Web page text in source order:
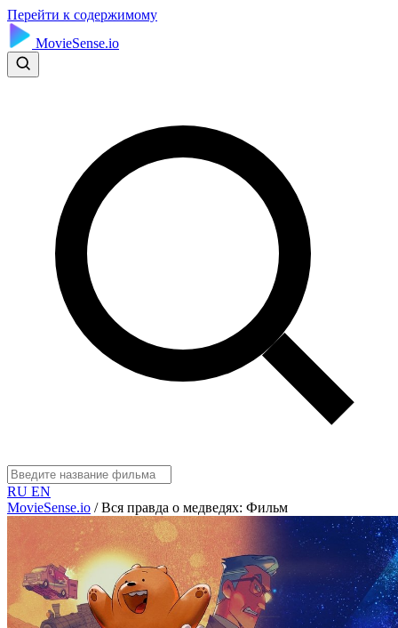
Перейти к содержимому
MovieSense.io
RU EN
MovieSense.io / Вся правда о медведях: Фильм